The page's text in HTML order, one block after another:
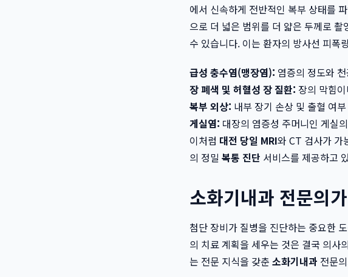
에서 신속하게 전반적인 복부 상태를
으로 더 넓은 범위를 더 얇은 두께로
수 있습니다. 이는 환자의 방사선 피폭
급성 충수염(맹장염): 염증의 정도와
장 폐색 및 허혈성 장 질환: 장의 막힘
복부 외상: 내부 장기 손상 및 출혈 여
게실염: 대장의 염증성 주머니인 게실
이처럼 대전 당일 MRI와 CT 검사가 가
의 정밀 복통 진단 서비스를 제공하고
소화기내과 전문의
첨단 장비가 질병을 진단하는 중요한
의 치료 계획을 세우는 것은 결국 의사
는 전문 지식을 갖춘 소화기내과 전문